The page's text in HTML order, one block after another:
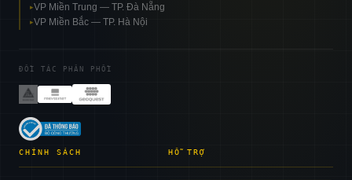
▸VP Miền Trung — TP. Đà Nẵng
▸VP Miền Bắc — TP. Hà Nội
ĐỐI TÁC PHÂN PHỐI
CHÍNH SÁCH HỖ TRỢ